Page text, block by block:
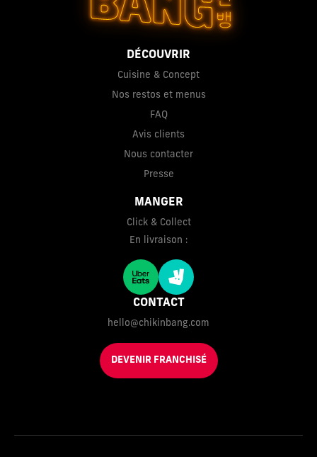
DÉCOUVRIR
Cuisine & Concept
Nos restos et menus
FAQ
Avis clients
Nous contacter
Presse
MANGER
Click & Collect
En livraison :
CONTACT
hello@chikinbang.com
DEVENIR FRANCHISÉ